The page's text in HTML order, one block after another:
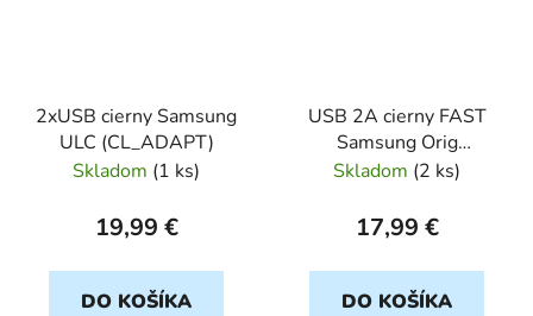
2xUSB cierny Samsung
ULC (CL_ADAPT)
Skladom (1 ks)
19,99 €
DO KOŠÍKA
USB 2A cierny FAST
Samsung Orig
(CL_ADAPT) bulk
Skladom (2 ks)
17,99 €
DO KOŠÍKA